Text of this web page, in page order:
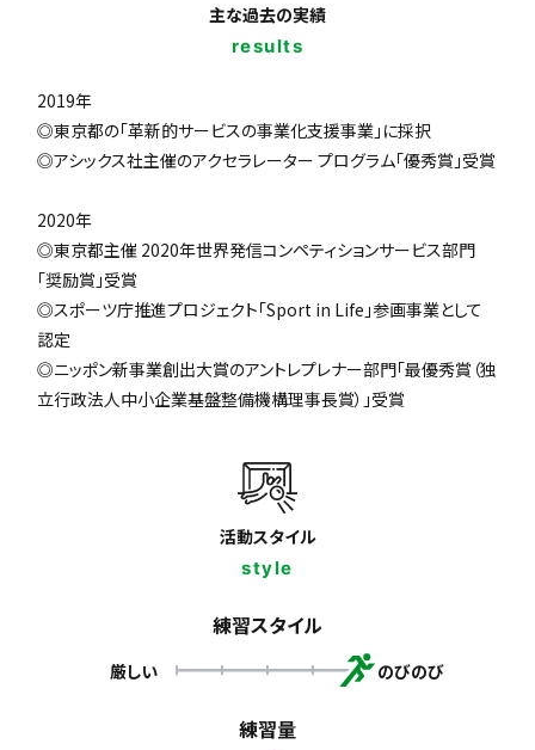
主な過去の実績
results
2019年
◎東京都の「革新的サービスの事業化支援事業」に採択
◎アシックス社主催のアクセラレーター プログラム「優秀賞」受賞
2020年
◎東京都主催 2020年世界発信コンペティションサービス部門
「奨励賞」受賞
◎スポーツ庁推進プロジェクト「Sport in Life」参画事業として
認定
◎ニッポン新事業創出大賞のアントレプレナー部門「最優秀賞（独
立行政法人中小企業基盤整備機構理事長賞）」受賞
活動スタイル
style
練習スタイル
厳しい のびのび
練習量